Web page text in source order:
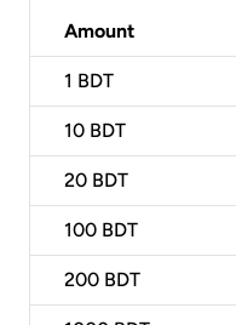
Amount
1 BDT
10 BDT
20 BDT
100 BDT
200 BDT